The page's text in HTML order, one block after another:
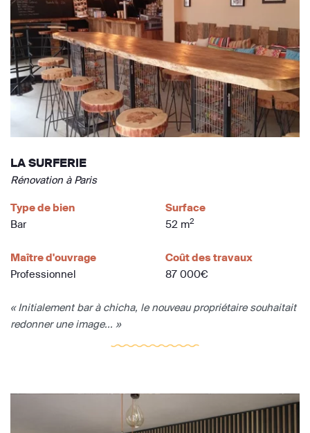
LA SURFERIE
Rénovation à Paris
Type de bien
Bar
Surface
52 m2
Maître d'ouvrage
Professionnel
Coût des travaux
87 000€
« Initialement bar à chicha, le nouveau propriétaire souhaitait
redonner une image... »